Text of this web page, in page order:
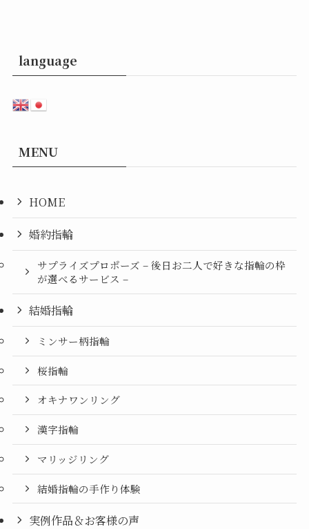
language
MENU
HOME
婚約指輪
サプライズプロポーズ – 後日お二人で好きな指輪の枠
が選べるサービス –
結婚指輪
ミンサー柄指輪
桜指輪
オキナワンリング
漢字指輪
マリッジリング
結婚指輪の手作り体験
実例作品＆お客様の声